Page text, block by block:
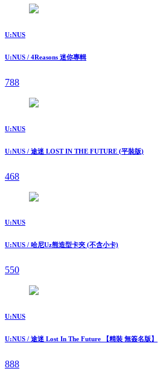
U:NUS
U:NUS / 4Reasons 迷你專輯
788
U:NUS
U:NUS / 途迷 LOST IN THE FUTURE (平裝版)
468
U:NUS
U:NUS / 哈尼Uz熊造型卡夾 (不含小卡)
550
U:NUS
U:NUS / 途迷 Lost In The Future 【精裝 無簽名版】
888